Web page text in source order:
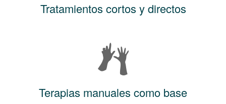
Tratamientos cortos y directos
Terapias manuales como base